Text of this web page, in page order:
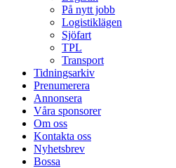
På nytt jobb
Logistiklägen
Sjöfart
TPL
Transport
Tidningsarkiv
Prenumerera
Annonsera
Våra sponsorer
Om oss
Kontakta oss
Nyhetsbrev
Bossa